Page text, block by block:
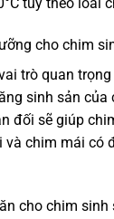
cho chim
trò quan
sinh sản của
đối sẽ giúp
và chim mái có
cho chim sinh